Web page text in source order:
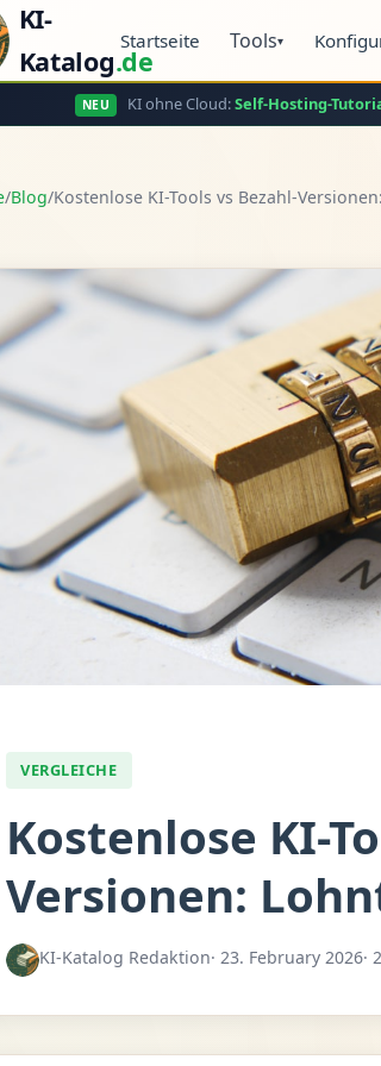
KI-
Katalog.de
Startseite Tools▾
NEU KI ohne Cloud:Self-Hosting-
/Blog/Kostenlose KI-Tools vs Bezahl-
VERGLEICHE
Kostenlose KI-
Versionen:
KI-Katalog Redaktion· 23. February 2026·